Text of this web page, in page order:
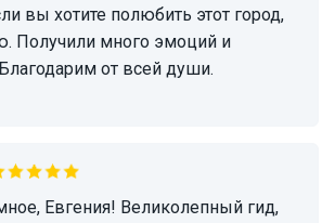
вы хотите полюбить этот город,
Получили много эмоций и
от всей души.